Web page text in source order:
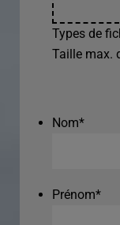
Types de
Taille max.
Nom*
Prénom*